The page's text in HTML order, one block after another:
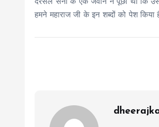
दरसल सेना के एक जवान ने पूछा था कि
हमने महाराज जी के इन शब्दों को पेश किया